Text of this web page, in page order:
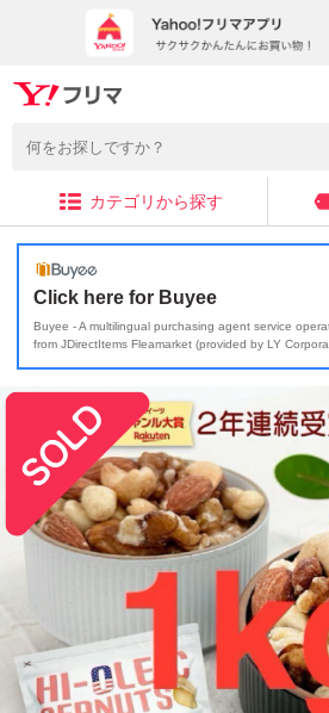
カテゴリから探す
Click here for Buyee
Buyee - A multilingual purchasing agent service
from JDirectItems Fleamarket (provided by LY